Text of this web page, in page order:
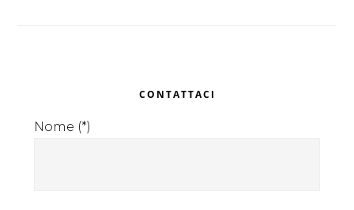
Sidebar
CONTATTACI
Nome (*)